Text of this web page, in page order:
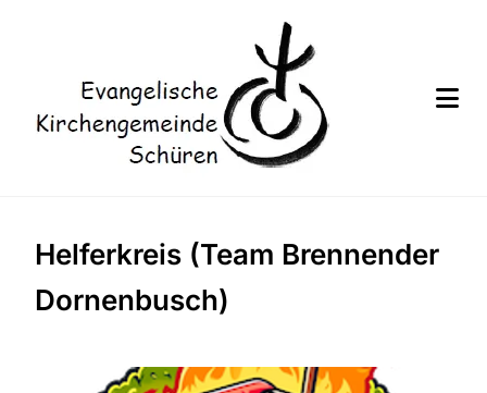
Helferkreis (Team Brennender
Dornenbusch)